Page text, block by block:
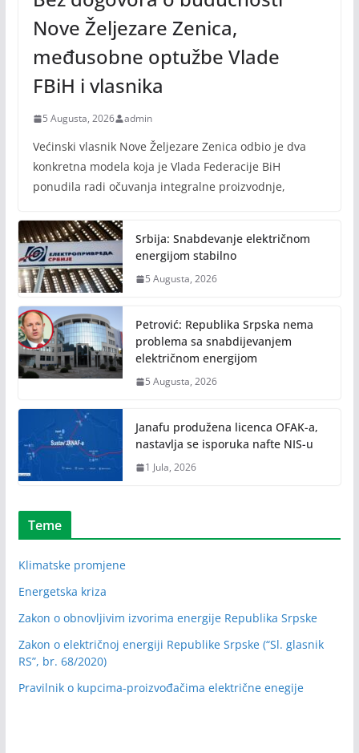
Nove Željezare Zenica,
međusobne optužbe Vlade
FBiH i vlasnika
5 Augusta, 2026 admin
Većinski vlasnik Nove Željezare Zenica odbio je dva
konkretna modela koja je Vlada Federacije BiH
ponudila radi očuvanja integralne proizvodnje,
Srbija: Snabdevanje električnom
energijom stabilno
5 Augusta, 2026
Petrović: Republika Srpska nema
problema sa snabdijevanjem
električnom energijom
5 Augusta, 2026
Janafu produžena licenca OFAK-a,
nastavlja se isporuka nafte NIS-u
1 Jula, 2026
Teme
Klimatske promjene
Energetska kriza
Zakon o obnovljivim izvorima energije Republika Srpske
Zakon o električnoj energiji Republike Srpske (“Sl. glasnik
RS”, br. 68/2020)
Pravilnik o kupcima-proizvođačima električne enegije